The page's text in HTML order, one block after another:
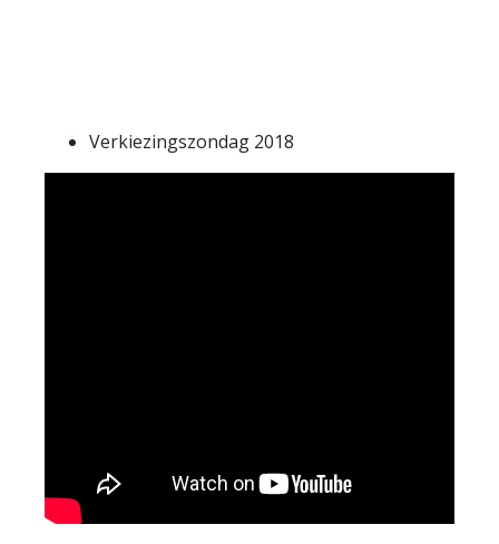
Verkiezingszondag 2018